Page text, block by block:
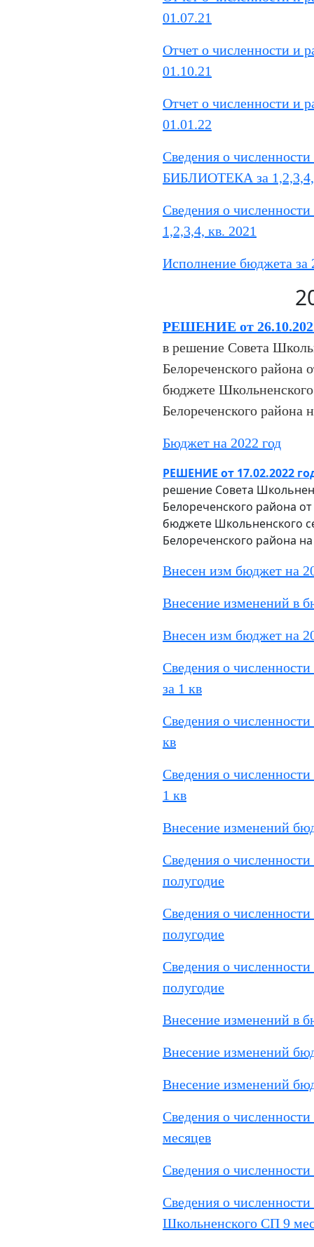
01.07.21
Отчет о численности и
01.10.21
Отчет о численности и
01.01.22
Сведения о
БИБЛИОТЕКА за 1,2,3,4,
Сведения о
1,2,3,4, кв. 2021
Исполнение бюджета за
РЕШЕНИЕ от
в решение Совета
Белореченского района
бюджете Школьненского
Белореченского района
Бюджет на 2022 год
РЕШЕНИЕ от 17.02.2022
решение Совета
Белореченского района
бюджете Школьненского
Белореченского района на
Внесен изм бюджет на
Внесение изменений в
Внесен изм бюджет на
Сведения о
за 1 кв
Сведения о
кв
Сведения о
1 кв
Внесение изменений
Сведения о
полугодие
Сведения о
полугодие
Сведения о
полугодие
Внесение изменений в
Внесение изменений
Внесение изменений
Сведения о
месяцев
Сведения о
Сведения о
Школьненского СП 9